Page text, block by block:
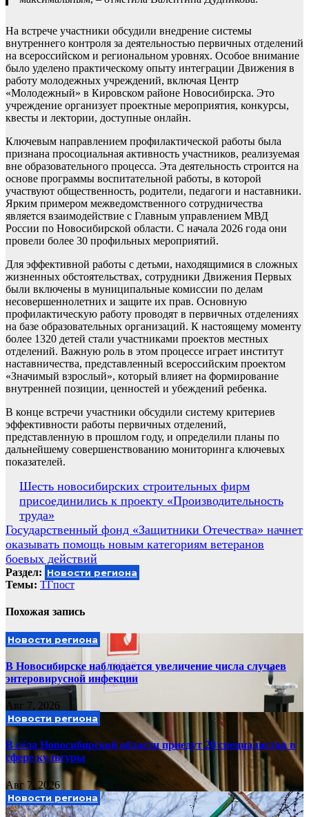
На встрече участники обсудили внедрение системы
внутреннего контроля за деятельностью первичных отделений
на всероссийском и региональном уровнях. Особое внимание
было уделено практическому опыту интеграции Движения в
работу молодежных учреждений, включая Центр
«Молодежный» в Кировском районе Новосибирска. Это
учреждение организует проектные мероприятия, конкурсы,
квесты и лектории, доступные онлайн.
Ключевым направлением профилактической работы была
признана просоциальная активность участников, реализуемая
вне образовательного процесса. Эта деятельность строится на
основе программы воспитательной работы, в которой
участвуют общественность, родители, педагоги и наставники.
Ярким примером межведомственного сотрудничества
является взаимодействие с Главным управлением МВД
России по Новосибирской области. С начала 2026 года они
провели более 30 профильных мероприятий.
Для эффективной работы с детьми, находящимися в сложных
жизненных обстоятельствах, сотрудники Движения Первых
были включены в муниципальные комиссии по делам
несовершеннолетних и защите их прав. Основную
профилактическую работу проводят в первичных отделениях
на базе образовательных организаций. К настоящему моменту
более 1320 детей стали участниками проектов местных
отделений. Важную роль в этом процессе играет институт
наставничества, представленный всероссийским проектом
«Значимый взрослый», который влияет на формирование
внутренней позиции, ценностей и убеждений ребенка.
В конце встречи участники обсудили систему критериев
эффективности работы первичных отделений,
представленную в прошлом году, и определили планы по
дальнейшему совершенствованию мониторинга ключевых
показателей.
Навигация
по
записям
Шесть новосибирских строительных фирм
присоединились к проекту «Производительность
труда»
Государственный фонд «Защитники Отечества» начнет
оказывать помощь новым категориям ветеранов
боевых действий
Раздел: Новости региона
Темы: ТГпост
Похожая запись
Новости региона
В Новосибирске наблюдается увеличение числа случаев
энтеровирусной инфекции
Авг 7, 2026
Новости региона
В сёла Новосибирской области приедут 20 специалистов в
сфере культуры
Авг 7, 2026
Новости региона